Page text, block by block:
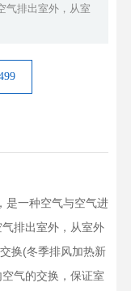
气排出室外，从室
是一种空气与空气进
排出室外，从室外
换(冬季排风加热新
气的交换，保证室